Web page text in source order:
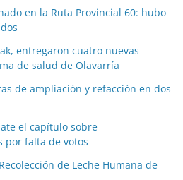
en la Ruta Provincial 60: hubo
entregaron cuatro nuevas
de salud de Olavarría
de ampliación y refacción en dos
el capítulo sobre
por falta de votos
de Leche Humana de